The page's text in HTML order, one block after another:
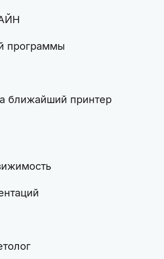
программы
ближайший принтер